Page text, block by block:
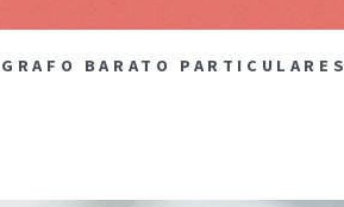
BARATO PARTICULARES